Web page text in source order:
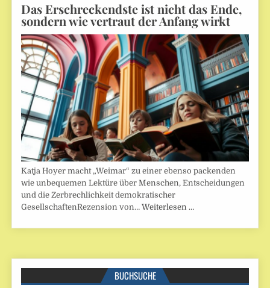
Das Erschreckendste ist nicht das Ende,
sondern wie vertraut der Anfang wirkt
Katja Hoyer macht „Weimar“ zu einer ebenso packenden
wie unbequemen Lektüre über Menschen, Entscheidungen
und die Zerbrechlichkeit demokratischer
GesellschaftenRezension von…Weiterlesen …
BUCHSUCHE